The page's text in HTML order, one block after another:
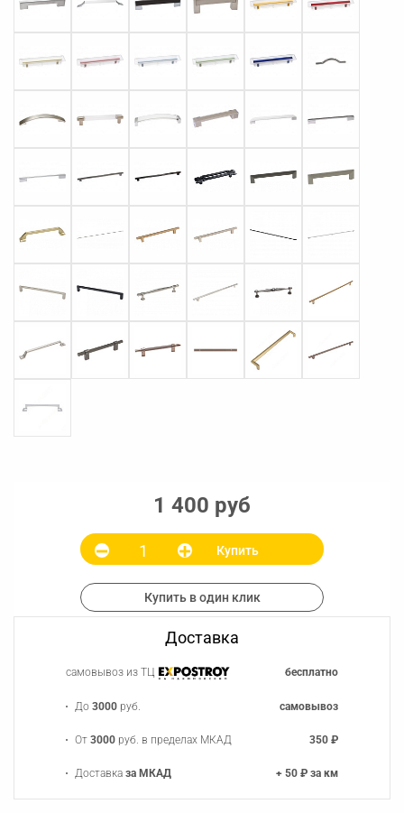
1 400 руб
Купить
Купить в один клик
Доставка
самовывоз из ТЦ бесплатно
До3000 руб. самовывоз
От3000 руб. в пределах МКАД 350 ₽
Доставказа МКАД + 50 ₽ за км